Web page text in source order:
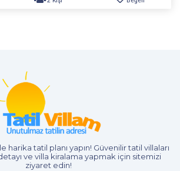
harika tatil planı yapın! Güvenilir tatil villaları
ve villa kiralama yapmak için sitemizi
ziyaret edin!